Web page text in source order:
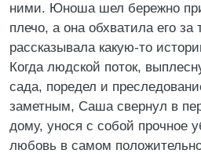
ними. Юноша шел бережно
плечо, а она обхватила его
рассказывала какую-то
Когда людской поток,
сада, поредел и
заметным, Саша свернул в
дому, унося с собой прочное
любовь в самом